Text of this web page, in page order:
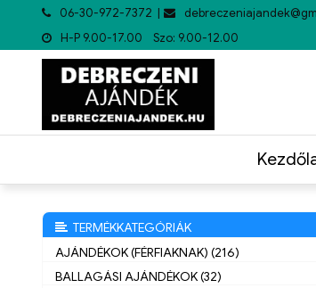
06-30-972-7372
H-P 9.00-17.00 Szo: 9.00-12.00
TERMÉKKATEGÓRIÁK
AJÁNDÉKOK (FÉRFIAKNAK) (216)
BALLAGÁSI AJÁNDÉKOK (32)